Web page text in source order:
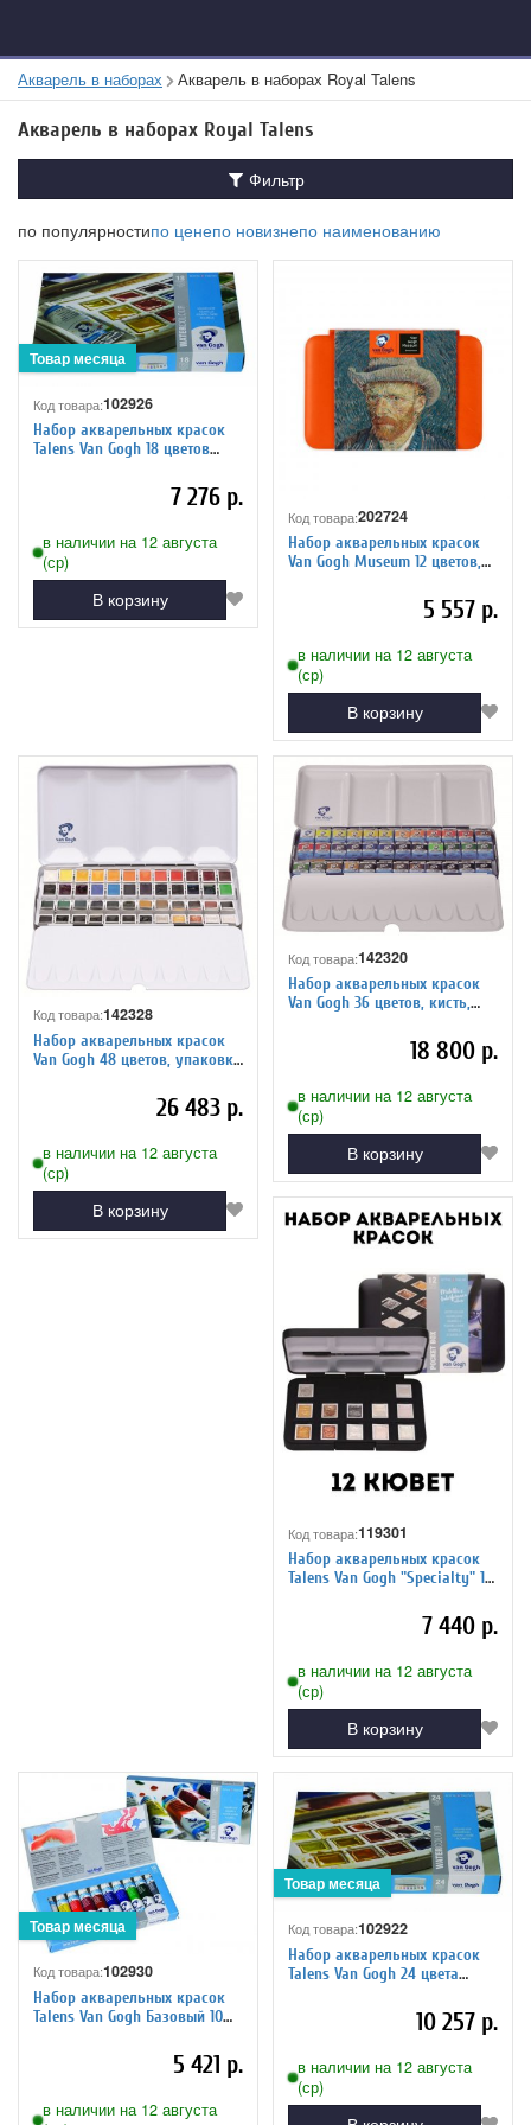
Акварель в наборах Акварель в наборах Royal Talens
Акварель в наборах Royal Talens
Фильтр
по популярностипо ценепо новизнепо наименованию
Код товара:102926
Набор акварельных красок
Talens Van Gogh 18 цветов
7 276 р.
в наличии на 12 августа
(ср)
В корзину
Код товара:202724
Набор акварельных красок
Van Gogh Museum 12 цветов,
5 557 р.
в наличии на 12 августа
(ср)
В корзину
Код товара:142328
Набор акварельных красок
Van Gogh 48 цветов, упаковка
26 483 р.
в наличии на 12 августа
(ср)
В корзину
Код товара:142320
Набор акварельных красок
Van Gogh 36 цветов, кисть,
18 800 р.
в наличии на 12 августа
(ср)
В корзину
Код товара:119301
Набор акварельных красок
Talens Van Gogh "Specialty" 12
7 440 р.
в наличии на 12 августа
(ср)
В корзину
Код товара:102930
Набор акварельных красок
Talens Van Gogh Базовый 10
5 421 р.
в наличии на 12 августа
Код товара:102922
Набор акварельных красок
Talens Van Gogh 24 цвета
10 257 р.
в наличии на 12 августа
(ср)